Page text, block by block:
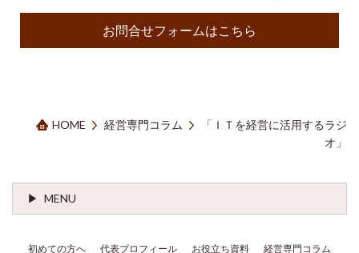
お問合せフォームはこちら
HOME 経営専門コラム
「ＩＴを経営に活用するラジ
オ」
MENU
初めての方へ 代表プロフィール お役立ち資料
経営専門コラム